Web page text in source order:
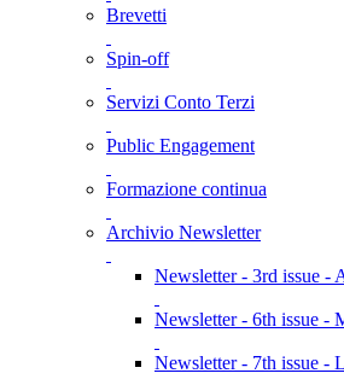
Brevetti
Spin-off
Servizi Conto Terzi
Public Engagement
Formazione continua
Archivio Newsletter
Newsletter - 3rd issue -
Newsletter - 6th issue -
Newsletter - 7th issue -